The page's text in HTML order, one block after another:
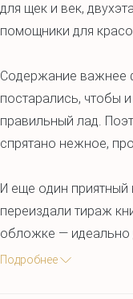
для щек и век,
помощники для
Содержание важнее
постарались, чтобы
правильный лад.
спрятано нежное,
И еще один
переиздали тираж
обложке — идеально
Подробнее